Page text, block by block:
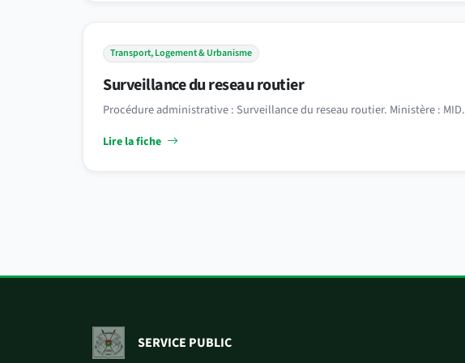
Transport, Logement & Urbanisme
Surveillance du reseau routier
Procédure administrative : Surveillance du reseau routier. Ministère : MID.
Lire la fiche
SERVICE PUBLIC